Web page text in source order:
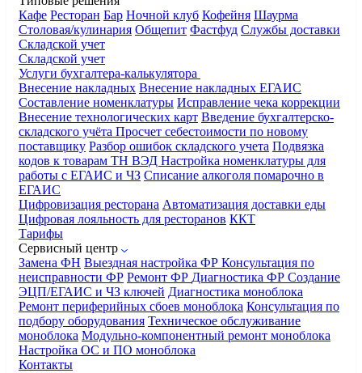
Кафе Ресторан Бар Ночной клуб Кофейня Шаурма
Столовая/кулинария Общепит Фастфуд Службы доставки
Складской учет
Складской учет
Услуги бухгалтера-калькулятора
Внесение накладных Внесение накладных ЕГАИС
Составление номенклатуры Исправление чека коррекции
Внесение технологических карт Введение бухгалтерско-
складского учёта Просчет себестоимости по новому
поставщику Разбор ошибок складского учета Подвязка
кодов к товарам ТН ВЭД Настройка номенклатуры для
работы с ЕГАИС и ЧЗ Списание алкоголя помарочно в
ЕГАИС
Цифровизация ресторана Автоматизация доставки еды
Цифровая лояльность для ресторанов ККТ
Тарифы
Сервисный центр
Замена ФН Выездная настройка ФР Консультация по
неисправности ФР Ремонт ФР Диагностика ФР Создание
ЭЦП/ЕГАИС и ЧЗ ключей Диагностика моноблока
Ремонт периферийных сбоев моноблока Консультация по
подбору оборудования Техническое обслуживание
моноблока Модульно-компонентный ремонт моноблока
Настройка ОС и ПО моноблока
Контакты